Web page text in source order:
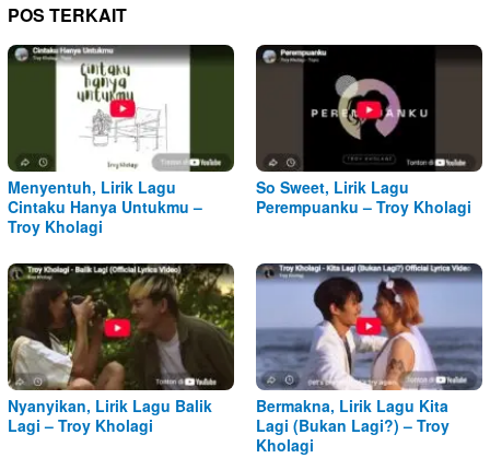
POS TERKAIT
Menyentuh, Lirik Lagu
Cintaku Hanya Untukmu –
Troy Kholagi
So Sweet, Lirik Lagu
Perempuanku – Troy Kholagi
Nyanyikan, Lirik Lagu Balik
Lagi – Troy Kholagi
Bermakna, Lirik Lagu Kita
Lagi (Bukan Lagi?) – Troy
Kholagi